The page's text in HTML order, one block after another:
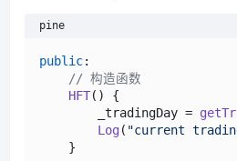
pine
public:
// 构造函数
HFT( ) {
        _tradingDay =
Log( "current
    }